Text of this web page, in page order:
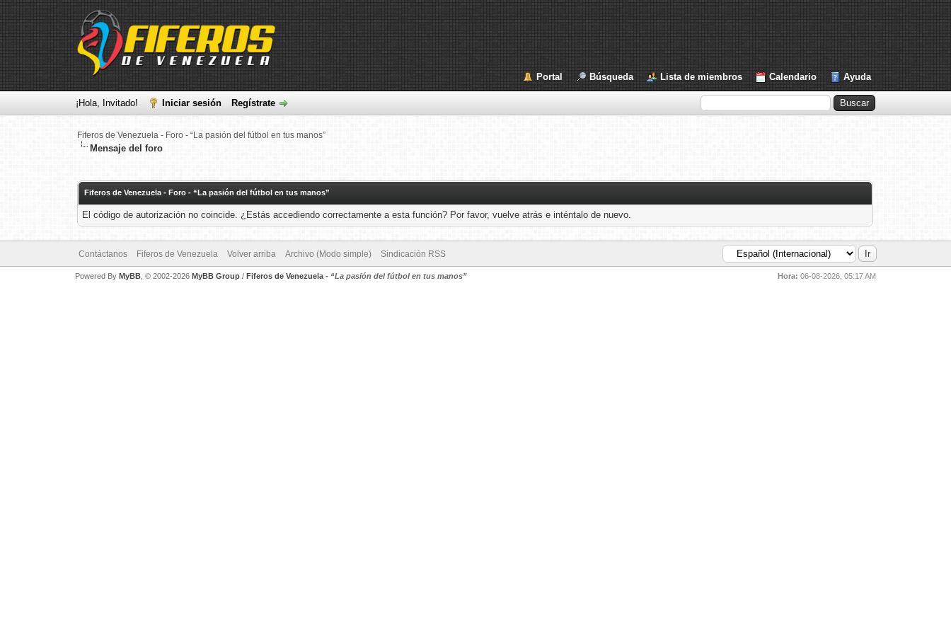
Portal Búsqueda Lista de miembros Calendario Ayuda
¡Hola, Invitado! Iniciar sesión Regístrate
Fiferos de Venezuela - Foro - “La pasión del fútbol en tus manos”
Mensaje del foro
Fiferos de Venezuela - Foro - “La pasión del fútbol en tus manos”
El código de autorización no coincide. ¿Estás accediendo correctamente a esta función? Por favor, vuelve atrás e inténtalo de nuevo.
Contáctanos Fiferos de Venezuela Volver arriba Archivo (Modo simple) Sindicación RSS
Hora: 06-08-2026, 05:17 AM
Powered By MyBB, © 2002-2026 MyBB Group/ Fiferos de Venezuela- “La pasión del fútbol en tus manos”